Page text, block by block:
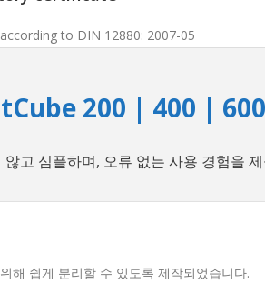
to DIN 12880: 2007-05
200 | 400 |
고 심플하며, 오류 없는 사용 경험을
해 쉽게 분리할 수 있도록 제작되었습니다.